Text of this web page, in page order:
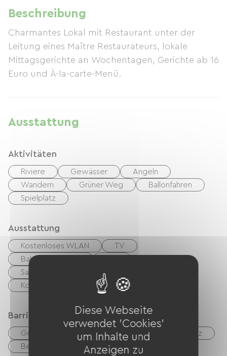
Beschreibung
Charmantes Lokal mit Restaurant unter der
Leitung eines Maître Restaurateurs, lokale
Mittagsgerichte an Wochentagen, Gerichte ab 16
Euro und À-la-carte-Menü.
Ausstattung
Aktivitäten
Riviere Gewässer
Angeln
Wandern
Grüner Weg
Ballonfahren
Spielplatz
Ausstattung
Kostenloses WLAN
TV
Babyausstattung
Sammelwaschmaschine
Kollektiver Wäschetrockner
Barrierefreiheit
Geeignete Unterkunft
Geeigneter Parkplatz
Behindertengerechte Toiletten
Diese Webseite
verwendet 'Cookies'
um Inhalte und
Anzeigen zu